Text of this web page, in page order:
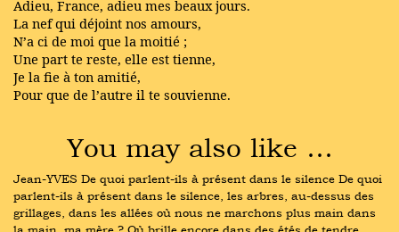
Adieu, France, adieu mes beaux jours.
La nef qui déjoint nos amours,
N’a ci de moi que la moitié ;
Une part te reste, elle est tienne,
Je la fie à ton amitié,
Pour que de l’autre il te souvienne.
You may also like …
Jean-YVES De quoi parlent-ils à présent dans le silence De quoi
parlent-ils à présent dans le silence, les arbres, au-dessus des
grillages, dans les allées où nous ne marchons plus main dans